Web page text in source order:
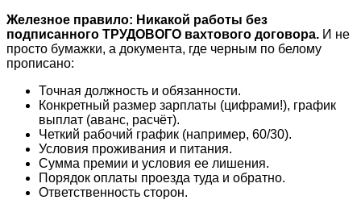
Железное правило: Никакой работы без
подписанного ТРУДОВОГО вахтового договора. И не
просто бумажки, а документа, где черным по белому
прописано:
Точная должность и обязанности.
Конкретный размер зарплаты (цифрами!), график
выплат (аванс, расчёт).
Четкий рабочий график (например, 60/30).
Условия проживания и питания.
Сумма премии и условия ее лишения.
Порядок оплаты проезда туда и обратно.
Ответственность сторон.